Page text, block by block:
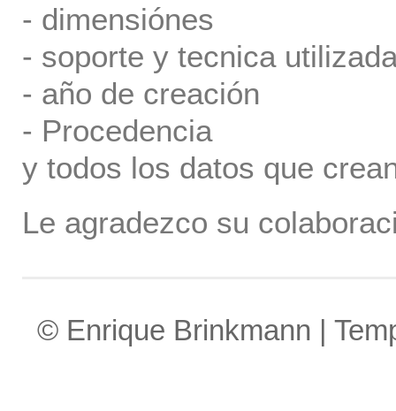
- dimensiónes
- soporte y tecnica
- año de creación
- Procedencia
y todos los datos que
Le agradezco su
© Enrique Brinkmann |